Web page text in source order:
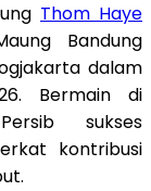
Thom Haye
Bandung
dalam
Bermain di
sukses
kontribusi